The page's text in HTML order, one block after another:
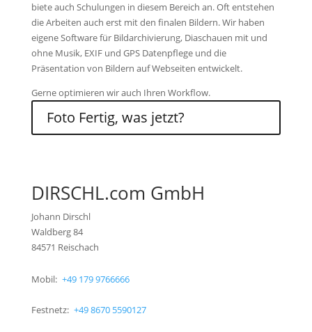
biete auch Schulungen in diesem Bereich an. Oft entstehen
die Arbeiten auch erst mit den finalen Bildern. Wir haben
eigene Software für Bildarchivierung, Diaschauen mit und
ohne Musik, EXIF und GPS Datenpflege und die
Präsentation von Bildern auf Webseiten entwickelt.
Gerne optimieren wir auch Ihren Workflow.
Foto Fertig, was jetzt?
DIRSCHL.com GmbH
Johann Dirschl
Waldberg 84
84571 Reischach
Mobil: +49 179 9766666
Festnetz: +49 8670 5590127